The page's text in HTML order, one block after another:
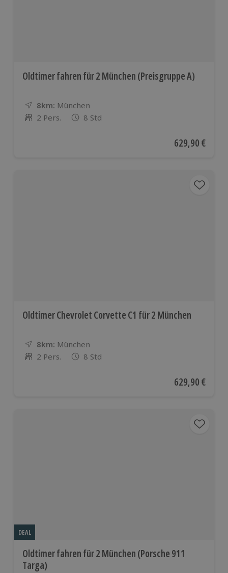
Oldtimer fahren für 2 München (Preisgruppe A)
8km: Entfernung
Standort
München
Anzahl der Teilnehmer
2 Pers. 8 Std
Aktueller Preis
629,90 €
Oldtimer Chevrolet Corvette C1 für 2 München
8km: Entfernung
Standort
München
Anzahl der Teilnehmer
2 Pers. 8 Std
Aktueller Preis
629,90 €
DEAL
Oldtimer fahren für 2 München (Porsche 911
Targa)